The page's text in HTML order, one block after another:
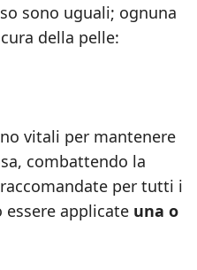
sono uguali; ognuna
della pelle:
vitali per mantenere
combattendo la
per tutti i
applicate una o